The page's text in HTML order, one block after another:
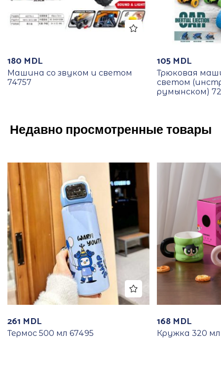
180 MDL
Машина со звуком и светом
74757
105 MDL
Трюковая
светом
румынском)
Недавно просмотренные товары
261 MDL
Термос 500 мл 67495
168 MDL
Кружка 320 мл